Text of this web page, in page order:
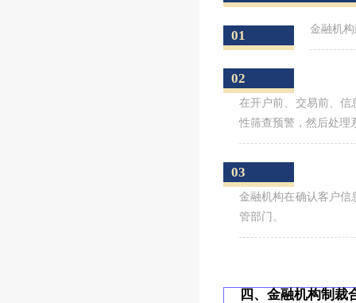
01 金融机
02
在开户前、交易前、信
性筛查预警，然后处理
03
金融机构在确认客户信
管部门。
四、金融机构制裁